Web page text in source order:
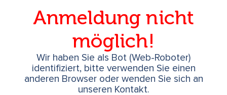
Anmeldung nicht
möglich!
Wir haben Sie als Bot (Web-Roboter)
identifiziert, bitte verwenden Sie einen
anderen Browser oder wenden Sie sich an
unseren Kontakt.